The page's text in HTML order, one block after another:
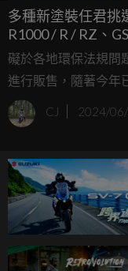
多種新塗裝任君挑
R1000 / R / RZ、
礙於各地環保法規問
進行販售，隨著今年
多達五款車型的新年
R1000R、GSX-
CJ 2024/